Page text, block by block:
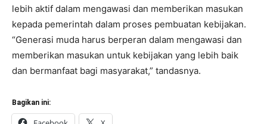
lebih aktif dalam mengawasi dan memberikan masukan
kepada pemerintah dalam proses pembuatan kebijakan.
“Generasi muda harus berperan dalam mengawasi dan
memberikan masukan untuk kebijakan yang lebih baik
dan bermanfaat bagi masyarakat,” tandasnya.
Bagikan ini: